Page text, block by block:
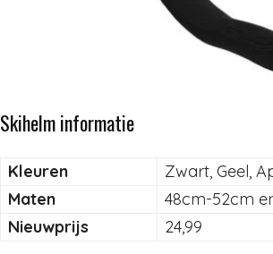
Skihelm informatie
Kleuren
Zwart, Geel,
Maten
48cm-52cm
Nieuwprijs
24,99